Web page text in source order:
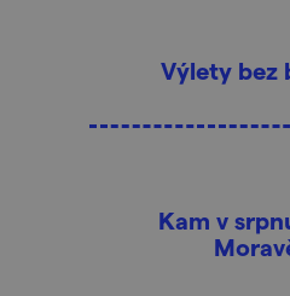
Výlety bez
Kam v